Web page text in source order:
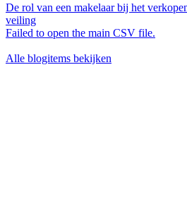
De rol van een makelaar bij het
veiling
Failed to open the main CSV file.
Alle blogitems bekijken